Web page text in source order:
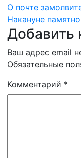
по
записям
О почте
Накануне
Добавить
Ваш адрес email
Обязательные
Комментарий *